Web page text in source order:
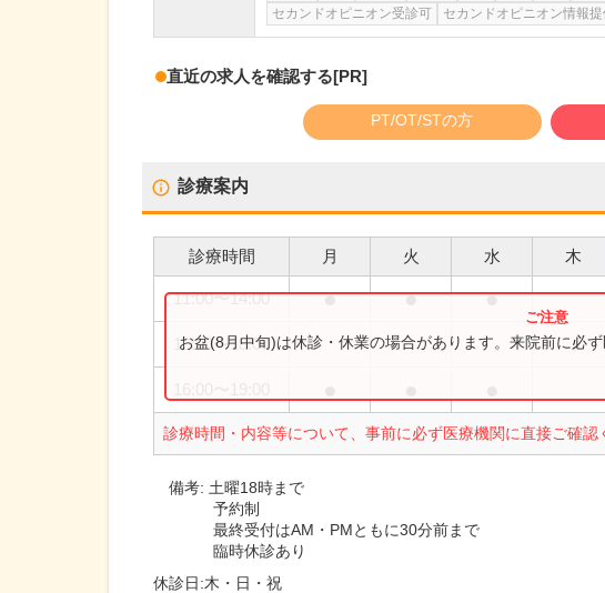
セカンドオピニオン受診可
セカンドオピニオン情報
直近の求人を確認する[PR]
PT/OT/STの方
診療案内
診療時間 月 火 水 木
11:00〜14:00 ● ● ●
16:00〜18:00
診療時間・内容等について、事前に必ず医療機関に直接ご確認
お盆(8月中旬)は休診・休業の場合があります。来院前に必
備考: 土曜18時まで
予約制
最終受付はAM・PMともに30分前まで
臨時休診あり
休診日:木・日・祝